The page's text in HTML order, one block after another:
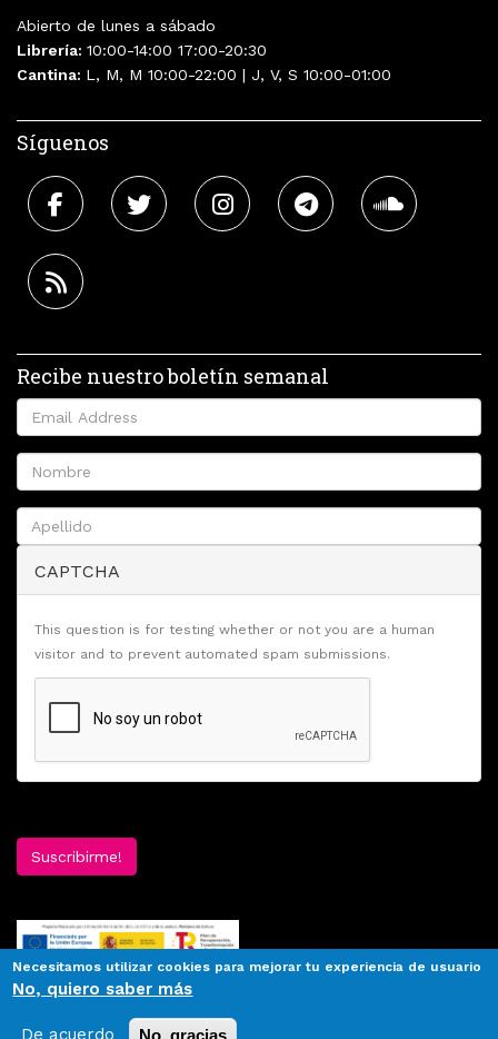
Abierto de lunes a sábado
Librería: 10:00-14:00 17:00-20:30
Cantina: L, M, M 10:00-22:00 | J, V, S 10:00-01:00
Síguenos
Recibe nuestro boletín semanal
CAPTCHA
This question is for testing whether or not you are a human
visitor and to prevent automated spam submissions.
Suscribirme!
Necesitamos utilizar cookies para mejorar tu experiencia de usuario
No, quiero saber más
De acuerdo No, gracias